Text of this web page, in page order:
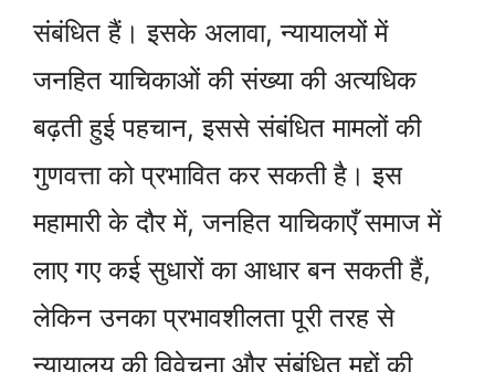
संबंधित हैं। इसके अलावा, न्यायालयों में
जनहित याचिकाओं की संख्या की अत्यधिक
बढ़ती हुई पहचान, इससे संबंधित मामलों की
गुणवत्ता को प्रभावित कर सकती है। इस
महामारी के दौर में, जनहित याचिकाएँ समाज में
लाए गए कई सुधारों का आधार बन सकती हैं,
लेकिन उनका प्रभावशीलता पूरी तरह से
न्यायालय की विवेचना और संबंधित मुद्दों की